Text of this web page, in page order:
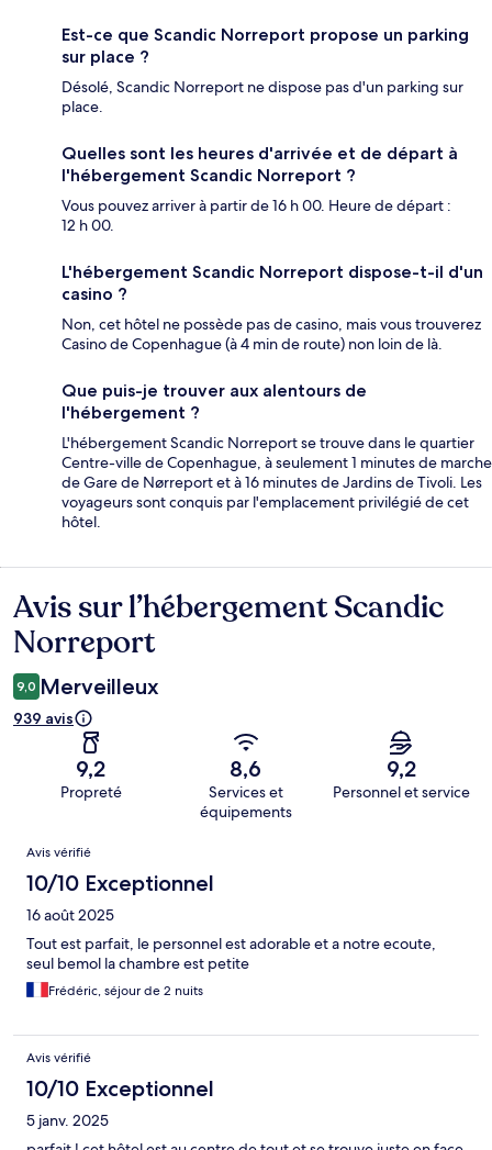
Est-ce que Scandic Norreport propose un parking
sur place ?
Désolé, Scandic Norreport ne dispose pas d'un parking sur
place.
Quelles sont les heures d'arrivée et de départ à
l'hébergement Scandic Norreport ?
Vous pouvez arriver à partir de 16 h 00. Heure de départ :
12 h 00.
L'hébergement Scandic Norreport dispose-t-il d'un
casino ?
Non, cet hôtel ne possède pas de casino, mais vous trouverez
Casino de Copenhague (à 4 min de route) non loin de là.
Que puis-je trouver aux alentours de
l'hébergement ?
L'hébergement Scandic Norreport se trouve dans le quartier
Centre-ville de Copenhague, à seulement 1 minutes de marche
de Gare de Nørreport et à 16 minutes de Jardins de Tivoli. Les
voyageurs sont conquis par l'emplacement privilégié de cet
hôtel.
Avis
Avis sur l’hébergement Scandic
Norreport
9,0 Merveilleux
939 avis
9,2
Propreté
8,6
Services et
équipements
9,2
Personnel et service
Avis
Avis vérifié
10/10 Exceptionnel
16 août 2025
Tout est parfait, le personnel est adorable et a notre ecoute,
seul bemol la chambre est petite
Frédéric, séjour de 2 nuits
Avis vérifié
10/10 Exceptionnel
5 janv. 2025